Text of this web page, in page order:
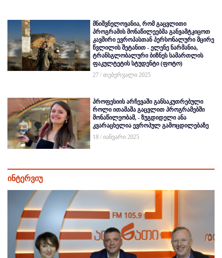
მნიშვნელოვანია, რომ გაცვლითი
პროგრამის მონაწილეებმა განვამტკიცოთ
კავშირი ევროპასთან პერსონალური მცირე
წვლილის შეტანით - ელენე ნარმანია,
ტრანსგლობალური ბიზნეს სამართლის
ფაკულტეტის სტუდენტი (ფოტო)
27 / თებერვალი 2025
პროფესიის არჩევაში განსაკუთრებული
როლი ითამაშა გაცვლით პროგრამებში
მონაწილეობამ, - ზუგდიდელი ანა
კვარაცხელია ევროპულ გამოცდილებაზე
18 / იანვარი 2025
ინტერვიუ